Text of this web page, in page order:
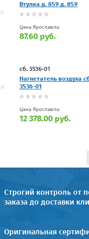
Втулка д. 859 д. 859
Цена Ярославль:
87.60 руб.
сб. 3536-01
Нагнетатель воздуха
3536-01
Цена Ярославль:
12 378.00 руб.
Строгий контроль от
заказа до доставки
Оригинальная